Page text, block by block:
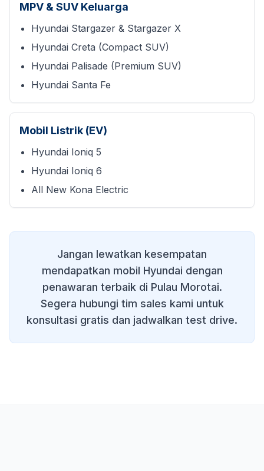
MPV & SUV Keluarga
Hyundai Stargazer & Stargazer X
Hyundai Creta (Compact SUV)
Hyundai Palisade (Premium SUV)
Hyundai Santa Fe
Mobil Listrik (EV)
Hyundai Ioniq 5
Hyundai Ioniq 6
All New Kona Electric
Jangan lewatkan kesempatan
mendapatkan mobil Hyundai dengan
penawaran terbaik di Pulau Morotai.
Segera hubungi tim sales kami untuk
konsultasi gratis dan jadwalkan test drive.